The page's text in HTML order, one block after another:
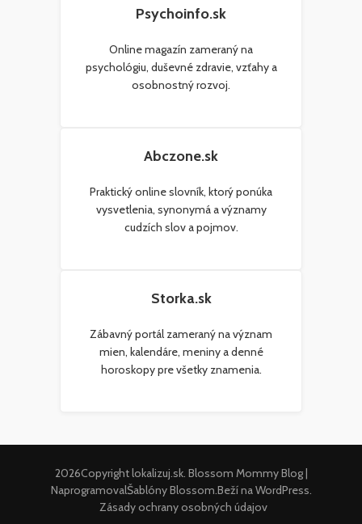
Psychoinfo.sk
Online magazín zameraný na
psychológiu, duševné zdravie, vzťahy a
osobnostný rozvoj.
Abczone.sk
Praktický online slovník, ktorý ponúka
vysvetlenia, synonymá a významy
cudzích slov a pojmov.
Storka.sk
Zábavný portál zameraný na význam
mien, kalendáre, meniny a denné
horoskopy pre všetky znamenia.
2026Copyrightlokalizuj.sk. Blossom Mommy Blog |
NaprogramovalŠablóny Blossom.Beží naWordPress.
Zásady ochrany osobných údajov